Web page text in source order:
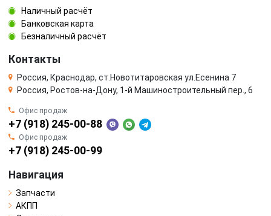
Наличный расчёт
Банковская карта
Безналичный расчёт
Контакты
Россия, Краснодар, ст.Новотитаровская ул.Есенина 7
Россия, Ростов-на-Дону, 1-й Машиностроительный пер., 6
Офис продаж
+7 (918) 245-00-88
Офис продаж
+7 (918) 245-00-99
Навигация
Запчасти
АКПП